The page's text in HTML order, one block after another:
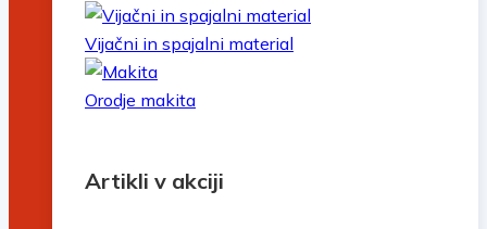
Vijačni in spajalni material
Orodje makita
Artikli v akciji